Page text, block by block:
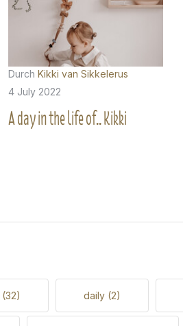
Durch Kikki van Sikkelerus
4 July 2022
A day in the life of.. Kikki
(32) daily (2)